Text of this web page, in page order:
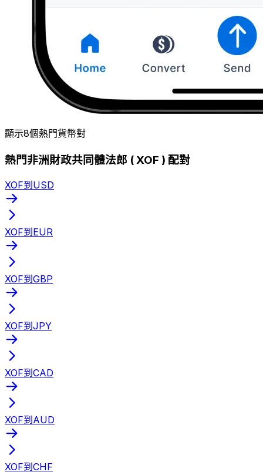
顯示8個熱門貨幣對
熱門非洲財政共同體法郎 ( XOF ) 配對
XOF到USD
XOF到EUR
XOF到GBP
XOF到JPY
XOF到CAD
XOF到AUD
XOF到CHF